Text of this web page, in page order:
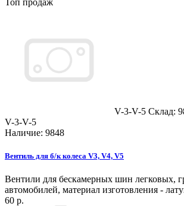
V-3-V-5 Склад:
V-3-V-5
Наличие: 9848
Вентиль для б/к колеса V3, V4, V5
Вентили для бескамерных шин легковых,
автомобилей, материал изготовления -
60 р.